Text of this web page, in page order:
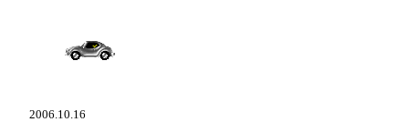
2006.10.16